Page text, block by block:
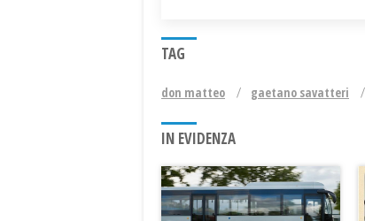
TAG
don matteo gaetano savatteri
IN EVIDENZA